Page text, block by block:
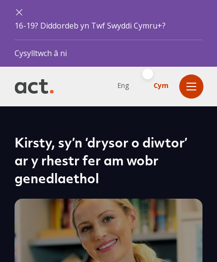
16-19? Diddordeb yn Twf Swyddi Cymru+?
Cysylltwch â ni
Eng Cym
Kirsty, sy’n ‘drysor o diwtor’
ar y rhestr fer am wobr
genedlaethol